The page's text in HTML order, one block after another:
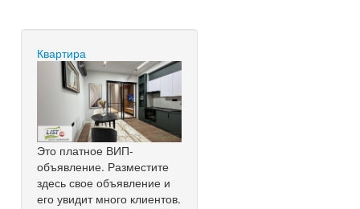
Квартира
Это платное ВИП-
объявление. Разместите
здесь свое объявление и
его увидит много клиентов.